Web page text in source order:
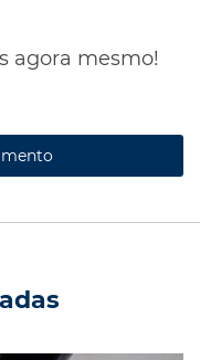
agora mesmo!